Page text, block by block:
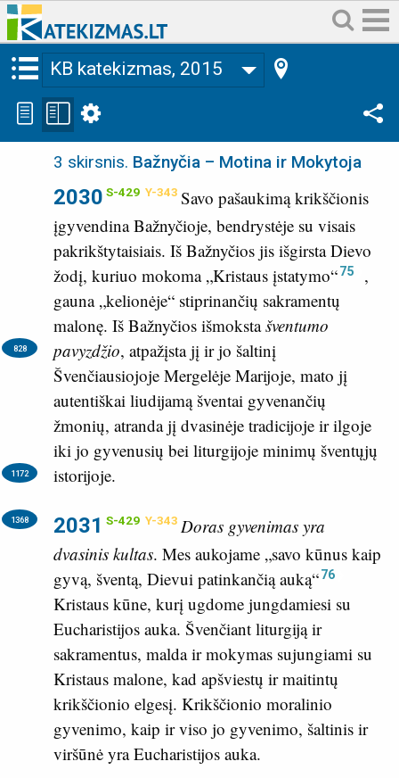
KB katekizmas, 2015
3 skirsnis. Bažnyčia – Motina ir Mokytoja
2030 S-429 Y-343 Savo pašaukimą krikščionis
įgyvendina Bažnyčioje, bendrystėje su visais
pakrikštytaisiais. Iš Bažnyčios jis išgirsta Dievo
žodį, kuriuo mokoma „Kristaus įstatymo“75
,
gauna „kelionėje“ stiprinančių sakramentų
malonę. Iš Bažnyčios išmokstašventumo
pavyzdžio,
828
atpažįsta jį ir jo šaltinį
Švenčiausiojoje Mergelėje Marijoje, mato jį
autentiškai liudijamą šventai gyvenančių
žmonių, atranda jį dvasinėje tradicijoje ir ilgoje
iki jo gyvenusių bei liturgijoje minimų šventųjų
istorijoje.
1172
2031 S-429 Y-343
1368
Doras gyvenimas yra
dvasinis kultas. Mes aukojame „savo kūnus kaip
gyvą, šventą, Dievui patinkančią auką“76
Kristaus kūne, kurį ugdome jungdamiesi su
Eucharistijos auka. Švenčiant liturgiją ir
sakramentus, malda ir mokymas sujungiami su
Kristaus malone, kad apšviestų ir maitintų
krikščionio elgesį. Krikščionio moralinio
gyvenimo, kaip ir viso jo gyvenimo, šaltinis ir
viršūnė yra Eucharistijos auka.